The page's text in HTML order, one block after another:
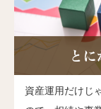
資産運用だけじ